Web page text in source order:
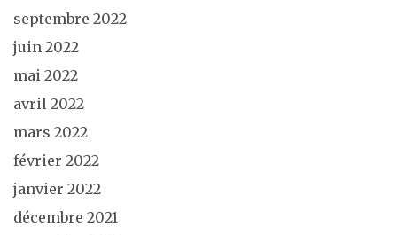
septembre 2022
juin 2022
mai 2022
avril 2022
mars 2022
février 2022
janvier 2022
décembre 2021